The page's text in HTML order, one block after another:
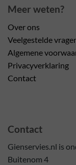
Meer weten?
Over ons
Veelgestelde
Algemene
Privacyverklaring
Contact
Contact
Gienservies.nl is
Buitenom 4